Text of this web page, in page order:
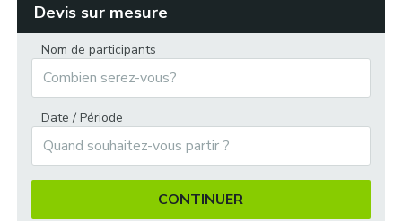
Olympiades écossaises à « Winton House » :
Devis sur mesure
Nom de participants
Date / Période
CONTINUER